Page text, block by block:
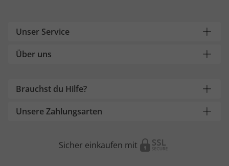
Unser Service
Über uns
Brauchst du Hilfe?
Unsere Zahlungsarten
Sicher einkaufen mit